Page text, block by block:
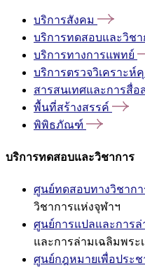
บริการสังคม
บริการทดสอบและวิชา
บริการทางการแพทย์
บริการตรวจวิเคราะห์
สารสนเทศและการสื่อ
พื้นที่สร้างสรรค์
พิพิธภัณฑ์
บริการทดสอบและวิชาการ
ศูนย์ทดสอบทางวิชากา
วิชาการแห่งจุฬาฯ
ศูนย์การแปลและการล่
และการล่ามเฉลิมพระ
ศูนย์กฎหมายเพื่อประ